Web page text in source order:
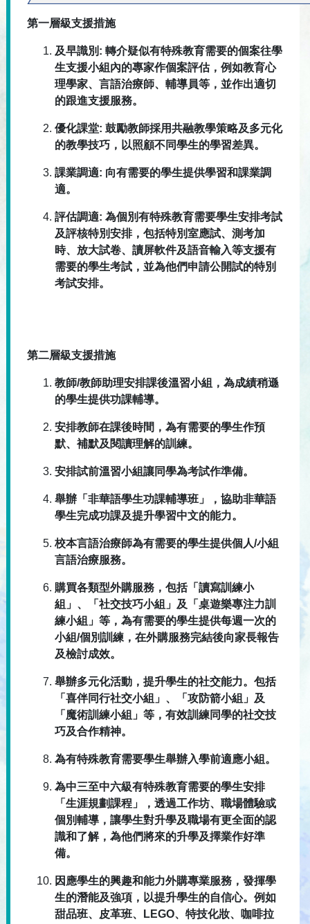
第一層級支援措施
及早識別: 轉介疑似有特殊教育需要的個案往學
生支援小組內的專家作個案評估，例如教育心
理學家、言語治療師、輔導員等，並作出適切
的跟進支援服務。
優化課堂: 鼓勵教師採用共融教學策略及多元化
的教學技巧，以照顧不同學生的學習差異。
課業調適: 向有需要的學生提供學習和課業調
適。
評估調適: 為個別有特殊教育需要學生安排考試
及評核特別安排，包括特別室應試、測考加
時、放大試卷、讀屏軟件及語音輸入等支援有
需要的學生考試，並為他們申請公開試的特別
考試安排。
第二層級支援措施
教師/教師助理安排課後溫習小組，為成績稍遜
的學生提供功課輔導。
安排教師在課後時間，為有需要的學生作預
默、補默及閱讀理解的訓練。
安排試前溫習小組讓同學為考試作準備。
舉辦「非華語學生功課輔導班」，協助非華語
學生完成功課及提升學習中文的能力。
校本言語治療師為有需要的學生提供個人/小組
言語治療服務。
購買各類型外購服務，包括「讀寫訓練小
組」、「社交技巧小組」及「桌遊樂專注力訓
練小組」等，為有需要的學生提供每週一次的
小組/個別訓練，在外購服務完結後向家長報告
及檢討成效。
舉辦多元化活動，提升學生的社交能力。包括
「喜伴同行社交小組」、「攻防箭小組」及
「魔術訓練小組」等，有效訓練同學的社交技
巧及合作精神。
為有特殊教育需要學生舉辦入學前適應小組。
為中三至中六級有特殊教育需要的學生安排
「生涯規劃課程」，透過工作坊、職場體驗或
個別輔導，讓學生對升學及職場有更全面的認
識和了解，為他們將來的升學及擇業作好準
備。
因應學生的興趣和能力外購專業服務，發揮學
生的潛能及強項，以提升學生的自信心。例如
甜品班、皮革班、LEGO、特技化妝、咖啡拉